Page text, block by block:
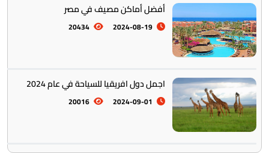
أفضل أماكن مصيف في مصر
2024-08-19
20434
اجمل دول افريقيا للسياحة في عام 2024
2024-09-01
20016